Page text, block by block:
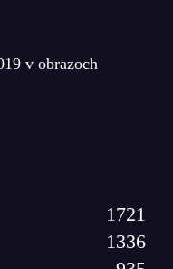
v obrazoch
1721
1336